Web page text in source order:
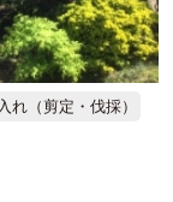
れ（剪定・伐採）